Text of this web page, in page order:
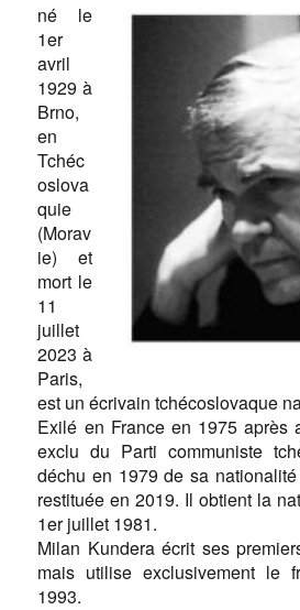
né le
1er
avril
1929 à
Brno,
en
Tchéc
oslova
quie
(Morav
ie) et
mort le
11
juillet
2023 à
Paris,
est un écrivain tchécoslovaque
Exilé en France en 1975 après
exclu du Parti communiste
déchu en 1979 de sa
restituée en 2019. Il obtient la
1er juillet 1981.
Milan Kundera écrit ses
mais utilise exclusivement le
1993.